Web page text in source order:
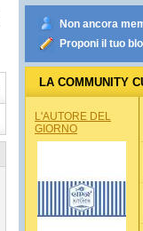
Non ancora
Proponi il tuo
LA COMMUNITY
L'AUTORE DEL
GIORNO